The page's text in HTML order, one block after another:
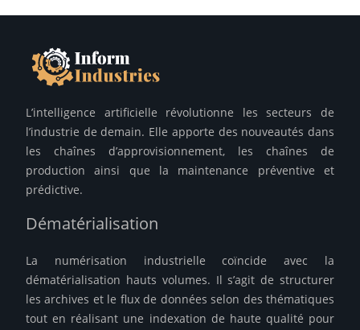
L’intelligence artificielle révolutionne les secteurs de
l’industrie de demain. Elle apporte des nouveautés dans
les chaînes d’approvisionnement, les chaînes de
production ainsi que la maintenance préventive et
prédictive.
Dématérialisation
La numérisation industrielle coïncide avec la
dématérialisation hauts volumes. Il s’agit de structurer
les archives et le flux de données selon des thématiques
tout en réalisant une indexation de haute qualité pour